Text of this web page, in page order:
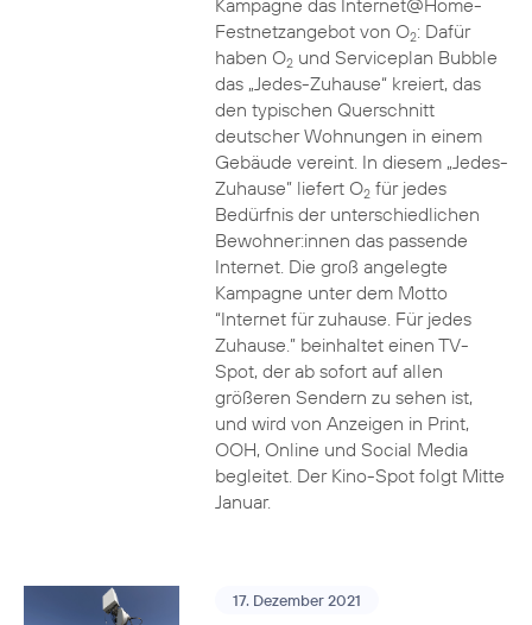
Festnetzangebot von O2: Dafür
haben O2und Serviceplan Bubble
das „Jedes-Zuhause“ kreiert, das
den typischen Querschnitt
deutscher Wohnungen in einem
Gebäude vereint. In diesem „Jedes-
Zuhause” liefert O2für jedes
Bedürfnis der unterschiedlichen
Bewohner:innen das passende
Internet. Die groß angelegte
Kampagne unter dem Motto
“Internet für zuhause. Für jedes
Zuhause.” beinhaltet einen TV-
Spot, der ab sofort auf allen
größeren Sendern zu sehen ist,
und wird von Anzeigen in Print,
OOH, Online und Social Media
begleitet. Der Kino-Spot folgt Mitte
Januar.
17. Dezember 2021